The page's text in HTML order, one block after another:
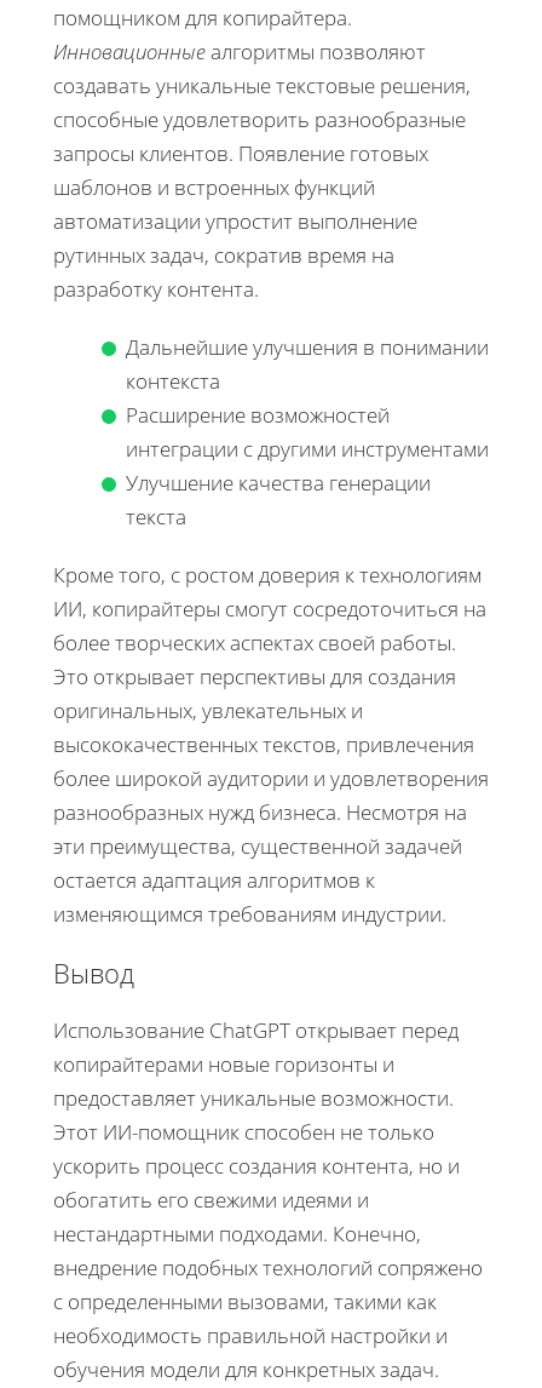
помощником для копирайтера.
Инновационныеалгоритмы позволяют
создавать уникальные текстовые решения,
способные удовлетворить разнообразные
запросы клиентов. Появление готовых
шаблонов и встроенных функций
автоматизации упростит выполнение
рутинных задач, сократив время на
разработку контента.
Дальнейшие улучшения в понимании
контекста
Расширение возможностей
интеграции с другими инструментами
Улучшение качества генерации
текста
Кроме того, с ростом доверия к технологиям
ИИ, копирайтеры смогут сосредоточиться на
более творческих аспектах своей работы.
Это открывает перспективы для создания
оригинальных, увлекательных и
высококачественных текстов, привлечения
более широкой аудитории и удовлетворения
разнообразных нужд бизнеса. Несмотря на
эти преимущества, существенной задачей
остается адаптация алгоритмов к
изменяющимся требованиям индустрии.
Вывод
Использование ChatGPT открывает перед
копирайтерами новые горизонты и
предоставляет уникальные возможности.
Этот ИИ-помощник способен не только
ускорить процесс создания контента, но и
обогатить его свежими идеями и
нестандартными подходами. Конечно,
внедрение подобных технологий сопряжено
с определенными вызовами, такими как
необходимость правильной настройки и
обучения модели для конкретных задач.